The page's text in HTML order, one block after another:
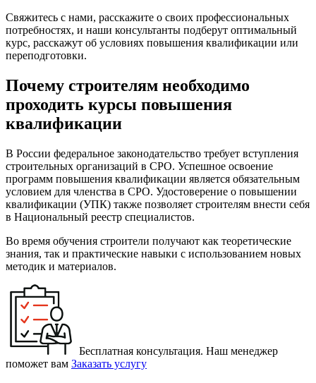
Свяжитесь с нами, расскажите о своих профессиональных
потребностях, и наши консультанты подберут оптимальный
курс, расскажут об условиях повышения квалификации или
переподготовки.
Почему строителям необходимо
проходить курсы повышения
квалификации
В России федеральное законодательство требует вступления
строительных организаций в СРО. Успешное освоение
программ повышения квалификации является обязательным
условием для членства в СРО. Удостоверение о повышении
квалификации (УПК) также позволяет строителям внести себя
в Национальный реестр специалистов.
Во время обучения строители получают как теоретические
знания, так и практические навыки с использованием новых
методик и материалов.
Бесплатная консультация. Наш менеджер
поможет вам Заказать услугу